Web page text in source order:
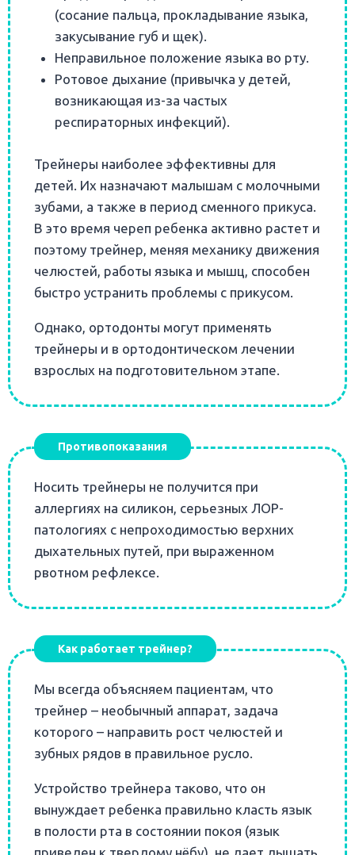
(сосание пальца, прокладывание языка,
закусывание губ и щек).
Неправильное положение языка во рту.
Ротовое дыхание (привычка у детей,
возникающая из-за частых
респираторных инфекций).
Трейнеры наиболее эффективны для
детей. Их назначают малышам с молочными
зубами, а также в период сменного прикуса.
В это время череп ребенка активно растет и
поэтому трейнер, меняя механику движения
челюстей, работы языка и мышц, способен
быстро устранить проблемы с прикусом.
Однако, ортодонты могут применять
трейнеры и в ортодонтическом лечении
взрослых на подготовительном этапе.
Противопоказания
Носить трейнеры не получится при
аллергиях на силикон, серьезных ЛОР-
патологиях с непроходимостью верхних
дыхательных путей, при выраженном
рвотном рефлексе.
Как работает трейнер?
Мы всегда объясняем пациентам, что
трейнер – необычный аппарат, задача
которого – направить рост челюстей и
зубных рядов в правильное русло.
Устройство трейнера таково, что он
вынуждает ребенка правильно класть язык
в полости рта в состоянии покоя (язык